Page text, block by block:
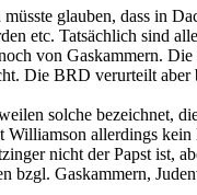
glauben, dass in
etc. Tatsächlich sind
von Gaskammern.
Die BRD verurteilt
solche bezeichnet,
allerdings
nicht der Papst ist,
bzgl. Gaskammern,